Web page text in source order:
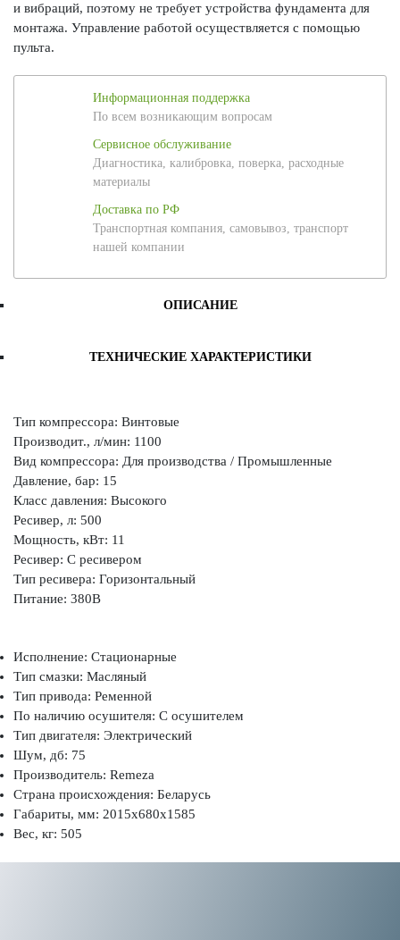
и вибраций, поэтому не требует устройства фундамента для
монтажа. Управление работой осуществляется с помощью
пульта.
Информационная поддержка
По всем возникающим вопросам
Сервисное обслуживание
Диагностика, калибровка, поверка, расходные
материалы
Доставка по РФ
Транспортная компания, самовывоз, транспорт
нашей компании
ОПИСАНИЕ
ТЕХНИЧЕСКИЕ ХАРАКТЕРИСТИКИ
Тип компрессора: Винтовые
Производит., л/мин: 1100
Вид компрессора: Для производства / Промышленные
Давление, бар: 15
Класс давления: Высокого
Ресивер, л: 500
Мощность, кВт: 11
Ресивер: С ресивером
Тип ресивера: Горизонтальный
Питание: 380В
Исполнение: Стационарные
Тип смазки: Масляный
Тип привода: Ременной
По наличию осушителя: С осушителем
Тип двигателя: Электрический
Шум, дб: 75
Производитель: Remeza
Страна происхождения: Беларусь
Габариты, мм: 2015x680x1585
Вес, кг: 505